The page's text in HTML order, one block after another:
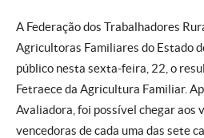
A Federação dos Trabalhadores
Agricultoras Familiares do Estado
público nesta sexta-feira, 22, o
Fetraece da Agricultura Familiar.
Avaliadora, foi possível chegar aos
vencedoras de cada uma das sete